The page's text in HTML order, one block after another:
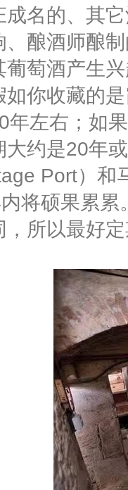
成名的、其
、酿酒师酿
葡萄酒产生
收藏的是
年左右；如
大约是20年
Port）
将硕果累累
，所以最好